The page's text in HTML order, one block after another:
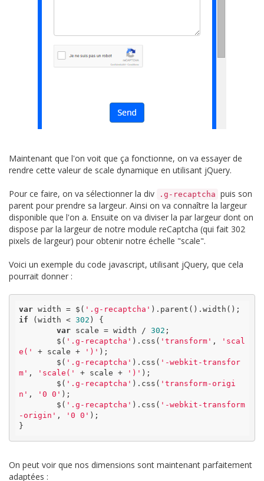
Maintenant que l'on voit que ça fonctionne, on va essayer de
rendre cette valeur de scale dynamique en utilisant jQuery.
Pour ce faire, on va sélectionner la div .g-recaptcha puis son
parent pour prendre sa largeur. Ainsi on va connaître la largeur
disponible que l'on a. Ensuite on va diviser la par largeur dont on
dispose par la largeur de notre module reCaptcha (qui fait 302
pixels de largeur) pour obtenir notre échelle "scale".
Voici un exemple du code javascript, utilisant jQuery, que cela
pourrait donner :
var width = $( '.g-recaptcha'
if (width < 302 ) {
var scale = width / 302 ;
	$(
'.g-recaptcha' ).css( 'transform' ,
'scal
e('
+ scale + ')' );
	$(
'.g-recaptcha' ).css( '-webkit-transfor
m' , 'scale(' + scale + ')' );
	$(
'.g-recaptcha' ).css( 'transform-origi
n' , '0 0' );
	$(
'.g-recaptcha' ).css( '-webkit-transform
-origin' , '0 0' );
}
On peut voir que nos dimensions sont maintenant parfaitement
adaptées :